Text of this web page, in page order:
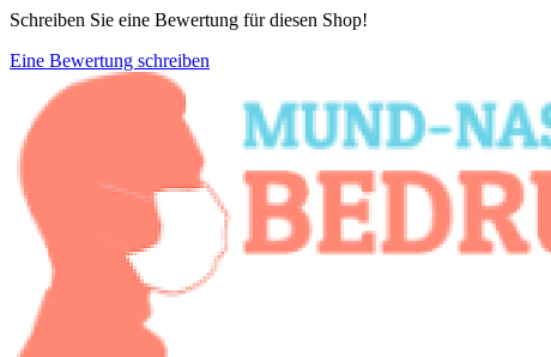
Schreiben Sie eine Bewertung für diesen Shop!
Eine Bewertung schreiben